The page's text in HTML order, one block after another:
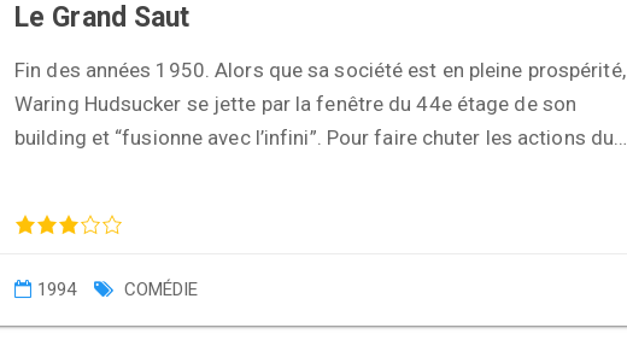
Le Grand Saut
Fin des années 1950. Alors que sa société est en pleine prospérité,
Waring Hudsucker se jette par la fenêtre du 44e étage de son
building et “fusionne avec l’infini”. Pour faire chuter les actions du…
1994 COMÉDIE